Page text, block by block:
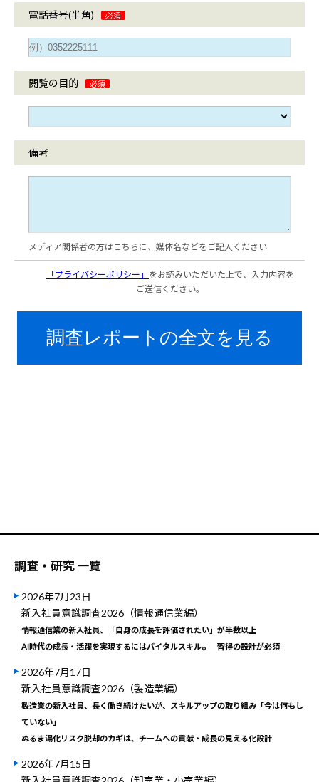
調査・研究 一覧
2026年7月23日
新入社員意識調査2026（情報通信業編）
情報通信業の新入社員、「自身の成長を評価されたい」が半数以上
AI時代の成長・活躍を実現するにはバイタルスキル® 習得の設計が必須
2026年7月17日
新入社員意識調査2026（製造業編）
製造業の新入社員、長く働き続けたいが、スキルアップの取り組み「今は何もし
ていない」
ぬるま湯化リスク脱却のカギは、チームへの貢献・成長の見える化設計
2026年7月15日